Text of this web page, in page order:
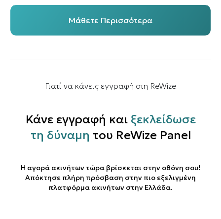
Μάθετε Περισσότερα
Γιατί να κάνεις εγγραφή στη ReWize
Κάνε εγγραφή και ξεκλείδωσε
τη δύναμη του ReWize Panel
Η αγορά ακινήτων τώρα βρίσκεται στην οθόνη σου!
Απόκτησε πλήρη πρόσβαση στην πιο εξελιγμένη
πλατφόρμα ακινήτων στην Ελλάδα.